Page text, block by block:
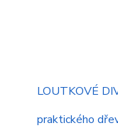
LOUTKOVÉ
praktického